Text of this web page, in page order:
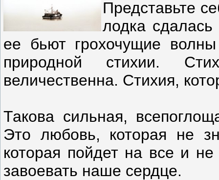
Представьте
лодка
ее бьют грохочущие
природной стихии.
величественна. Стихия,
Такова сильная,
Это любовь, которая не
которая пойдет на все и
завоевать наше сердце.